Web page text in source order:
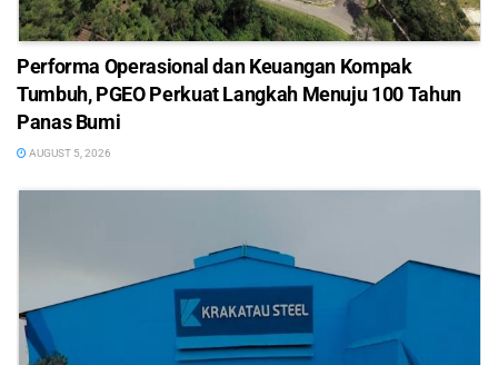
Performa Operasional dan Keuangan Kompak
Tumbuh, PGEO Perkuat Langkah Menuju 100 Tahun
Panas Bumi
AUGUST 5, 2026